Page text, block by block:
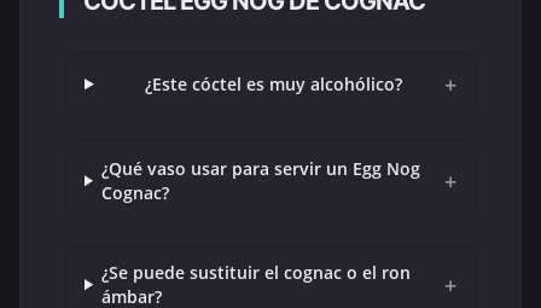
¿Este cóctel es muy alcohólico? +
¿Qué vaso usar para servir un Egg Nog
Cognac?
+
¿Se puede sustituir el cognac o el ron
ámbar?
+